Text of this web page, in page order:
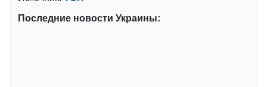
Последние новости Украины: